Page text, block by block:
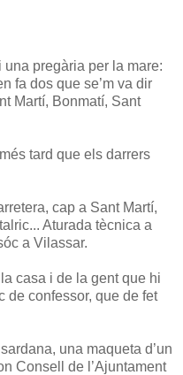
pregària per la mare:
fa dos que se’m va dir
Martí, Bonmatí, Sant
tard que els darrers
cap a Sant Martí,
Aturada tècnica a
a Vilassar.
casa i de la gent que hi
de confessor, que de fet
una maqueta d’un
Consell de l’Ajuntament